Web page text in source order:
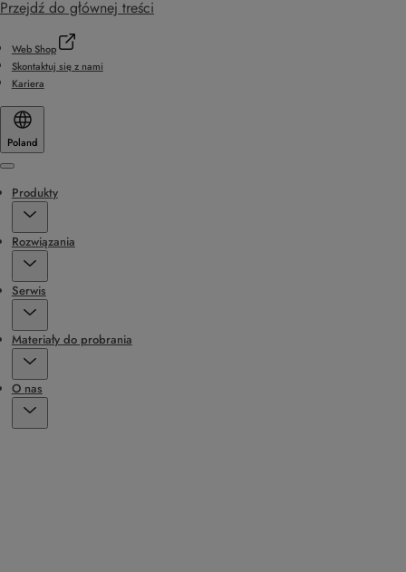
Przejdź do głównej treści
Web Shop
Skontaktuj się z nami
Kariera
Poland
Menu
Produkty
Rozwiązania
Serwis
Materiały do probrania
O nas